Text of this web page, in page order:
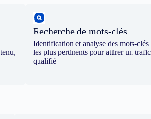
Recherche de mots-clés
Identification et analyse des mots-clés
les plus pertinents pour attirer un trafic
qualifié.